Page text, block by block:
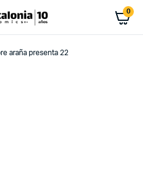
0
araña presenta 22